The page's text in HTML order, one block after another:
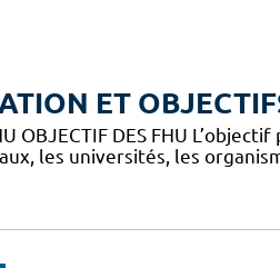
ET
OBJECTIF DES FHU
les universités, les